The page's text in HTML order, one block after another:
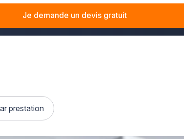
Je demande un devis gratuit
d'artisans sélectionnés intervient
prestation